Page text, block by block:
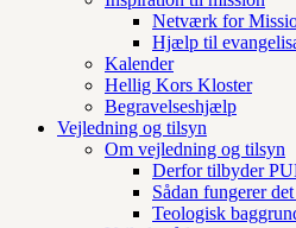
Netværk for
Hjælp til
Kalender
Hellig Kors Kloster
Begravelseshjælp
Vejledning og tilsyn
Om vejledning og tilsyn
Derfor tilbyder
Sådan fungerer
Teologisk